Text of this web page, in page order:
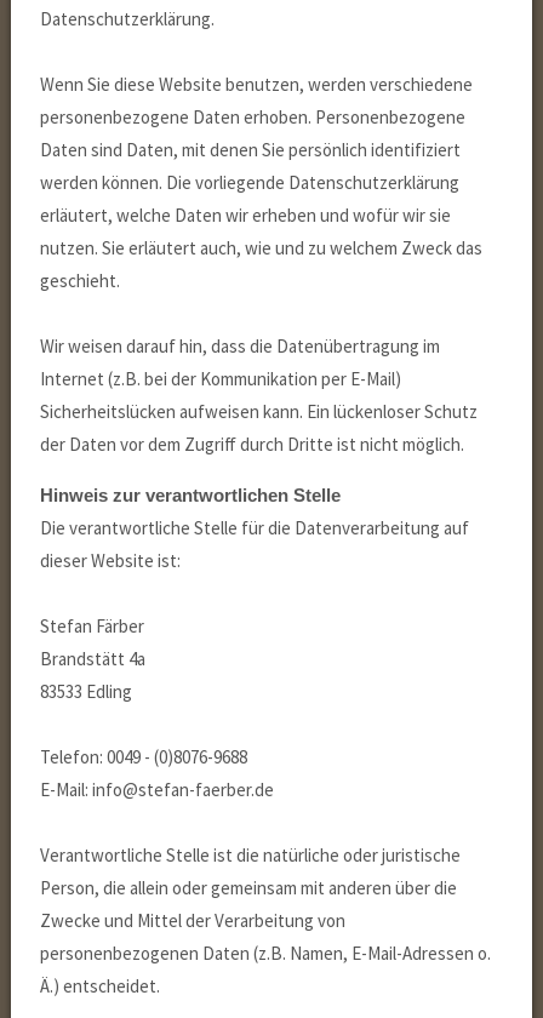
Datenschutzerklärung.
Wenn Sie diese Website benutzen, werden verschiedene
personenbezogene Daten erhoben. Personenbezogene
Daten sind Daten, mit denen Sie persönlich identifiziert
werden können. Die vorliegende Datenschutzerklärung
erläutert, welche Daten wir erheben und wofür wir sie
nutzen. Sie erläutert auch, wie und zu welchem Zweck das
geschieht.
Wir weisen darauf hin, dass die Datenübertragung im
Internet (z.B. bei der Kommunikation per E-Mail)
Sicherheitslücken aufweisen kann. Ein lückenloser Schutz
der Daten vor dem Zugriff durch Dritte ist nicht möglich.
Hinweis zur verantwortlichen Stelle
Die verantwortliche Stelle für die Datenverarbeitung auf
dieser Website ist:
Stefan Färber
Brandstätt 4a
83533 Edling
Telefon: 0049 - (0)8076-9688
E-Mail: info@stefan-faerber.de
Verantwortliche Stelle ist die natürliche oder juristische
Person, die allein oder gemeinsam mit anderen über die
Zwecke und Mittel der Verarbeitung von
personenbezogenen Daten (z.B. Namen, E-Mail-Adressen o.
Ä.) entscheidet.